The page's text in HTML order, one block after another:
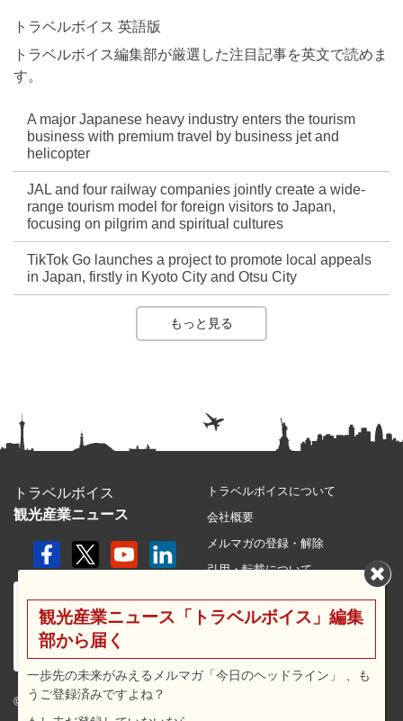
トラベルボイス 英語版
トラベルボイス編集部が厳選した注目記事を英文で読めま
す。
A major Japanese heavy industry enters the tourism
business with premium travel by business jet and
helicopter
JAL and four railway companies jointly create a wide-
range tourism model for foreign visitors to Japan,
focusing on pilgrim and spiritual cultures
TikTok Go launches a project to promote local appeals
in Japan, firstly in Kyoto City and Otsu City
もっと見る
トラベルボイス
観光産業ニュース
© 2026 travel voice.
トラベルボイスについて
会社概要
メルマガの登録・解除
引用・転載について
利用規約
広告メニュー・料金
観光産業ニュース「トラベルボイス」編集
部から届く
一歩先の未来がみえるメルマガ「今日のヘッドライン」 、も
うご登録済みですよね？